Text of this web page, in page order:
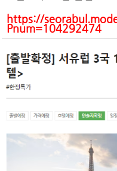
https://
Pnum=104292474